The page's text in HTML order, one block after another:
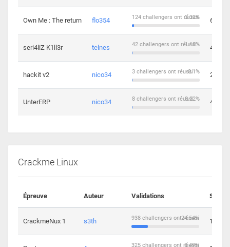
Own Me : The return flo354 3.32%
124 challengers ont réussi 6
seri4liZ K1ll3r telnes 1.12%
42 challengers ont réussi 4
hackit v2 nico34 0.1%
3 challengers ont réussi 2
UnterERP nico34 0.22%
8 challengers ont réussi 4
Crackme Linux
Épreuve Auteur Validations
CrackmeNux 1 s3th 24.54%
938 challengers ont réussi 14
8.49%
325 challengers ont réussi